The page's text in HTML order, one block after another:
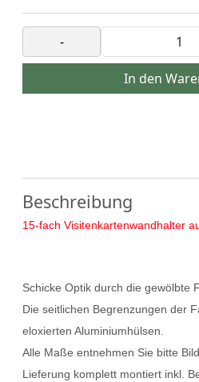
-
In den
Beschreibung
15-fach Visitenkartenwandhalter
Schicke Optik durch die gewölbte
Die seitlichen Begrenzungen der
eloxierten Aluminiumhülsen.
Alle Maße entnehmen Sie bitte
Lieferung komplett montiert inkl.